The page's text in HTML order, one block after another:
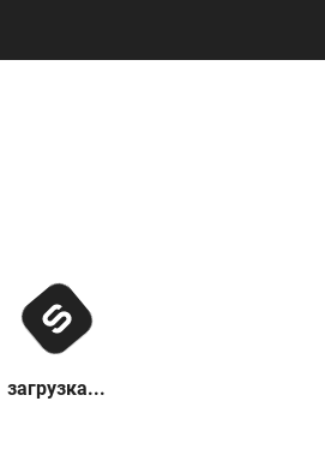
загрузка...